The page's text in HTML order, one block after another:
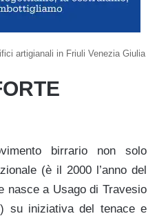
artigianali in Friuli Venezia Giulia
birrario non solo
(è il 2000 l’anno del
nasce a Usago di Travesio
su iniziativa del tenace e